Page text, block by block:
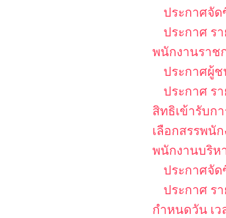
ประกาศจัด
ประกาศ ร
พนักงานราช
ประกาศผู้ช
ประกาศ ร
สิทธิเข้ารับก
เลือกสรรพนั
พนักงานบริห
ประกาศจัด
ประกาศ ร
กำหนดวัน เว